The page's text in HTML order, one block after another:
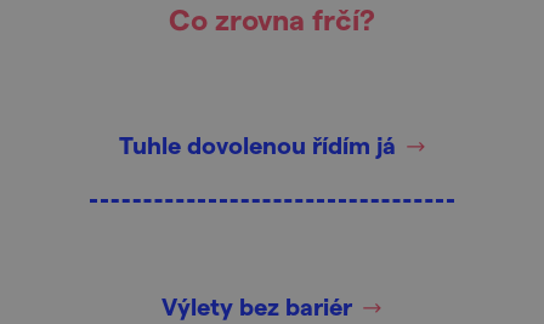
Co zrovna frčí?
Tuhle dovolenou řídím já
Výlety bez bariér